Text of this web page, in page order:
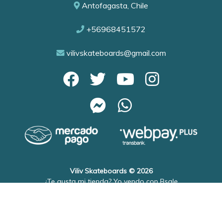
Antofagasta, Chile
+56968451572
vilivskateboards@gmail.com
Viliv Skateboards © 2026
¿Te gusta mi tienda? Yo vendo conBsale